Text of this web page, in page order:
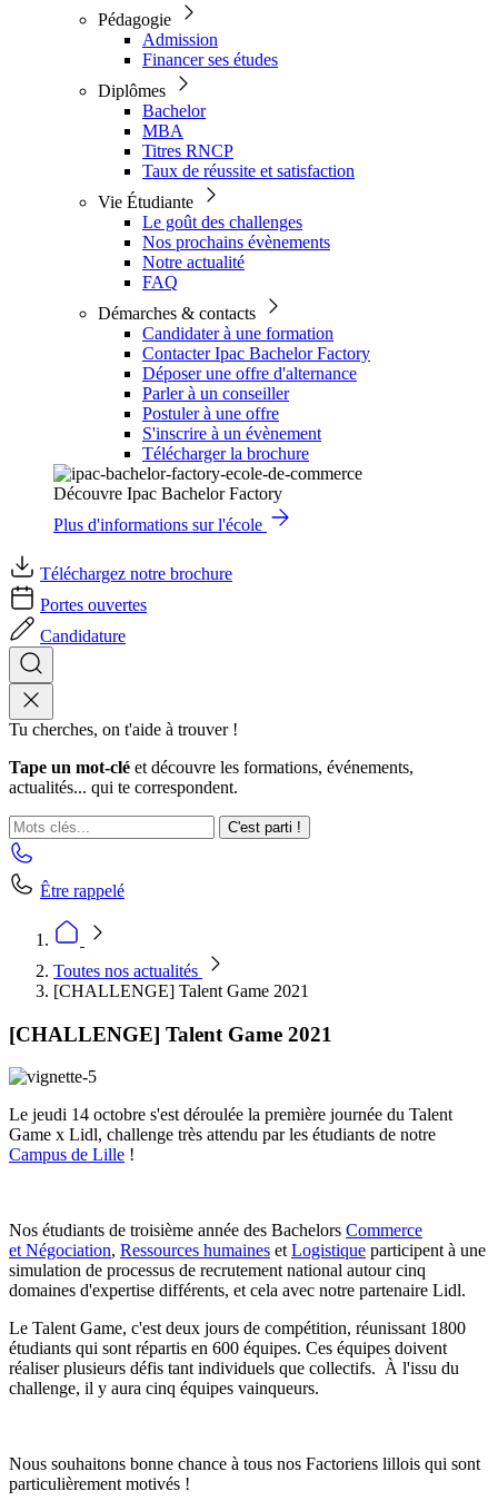
Pédagogie
Admission
Financer ses études
Diplômes
Bachelor
MBA
Titres RNCP
Taux de réussite et satisfaction
Vie Étudiante
Le goût des challenges
Nos prochains évènements
Notre actualité
FAQ
Démarches & contacts
Candidater à une formation
Contacter Ipac Bachelor Factory
Déposer une offre d'alternance
Parler à un conseiller
Postuler à une offre
S'inscrire à un évènement
Télécharger la brochure
Découvre Ipac Bachelor Factory
Plus d'informations sur l'école
Téléchargez notre brochure
Portes ouvertes
Candidature
Tu cherches, on t'aide à trouver !
Tape un mot-clé et découvre les formations, événements,
actualités... qui te correspondent.
C'est parti !
Être rappelé
Toutes nos actualités
[CHALLENGE] Talent Game 2021
[CHALLENGE] Talent Game 2021
Le jeudi 14 octobre s'est déroulée la première journée du Talent
Game x Lidl, challenge très attendu par les étudiants de notre
Campus de Lille !
Nos étudiants de troisième année des Bachelors Commerce
et Négociation, Ressources humaines etLogistique participent à une
simulation de processus de recrutement national autour cinq
domaines d'expertise différents, et cela avec notre partenaire Lidl.
Le Talent Game, c'est deux jours de compétition, réunissant 1800
étudiants qui sont répartis en 600 équipes. Ces équipes doivent
réaliser plusieurs défis tant individuels que collectifs. À l'issu du
challenge, il y aura cinq équipes vainqueurs.
Nous souhaitons bonne chance à tous nos Factoriens lillois qui sont
particulièrement motivés !